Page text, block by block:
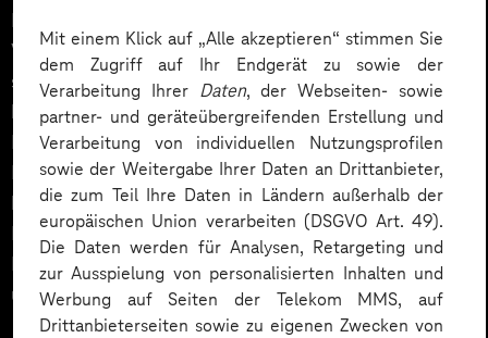
Mit einem Klick auf „Alle akzeptieren“ stimmen Sie
dem Zugriff auf Ihr Endgerät zu sowie der
Verarbeitung Ihrer Daten, der Webseiten- sowie
partner- und geräteübergreifenden Erstellung und
Verarbeitung von individuellen Nutzungsprofilen
sowie der Weitergabe Ihrer Daten an Drittanbieter,
die zum Teil Ihre Daten in Ländern außerhalb der
europäischen Union verarbeiten (DSGVO Art. 49).
Die Daten werden für Analysen, Retargeting und
zur Ausspielung von personalisierten Inhalten und
Werbung auf Seiten der Telekom MMS, auf
Drittanbieterseiten sowie zu eigenen Zwecken von
KI im Marketing statt Agentur? Erfahren Sie, welche
Vorteile die Umstellung auf Self-Service-Prozesse mit
sich bringt, wie Unternehmen ihre Kampagnen
beispielsweise durch automatisierte Content-
Erstellung verbessern können, und welche
Einsparpotenziale sich realisieren lassen. Mit
konkreten Beispielen und einem Self-Check zur
Datenreife wird der Weg zur datengetriebenen
Marketingorganisation nachvollziehbar und
umsetzbar.